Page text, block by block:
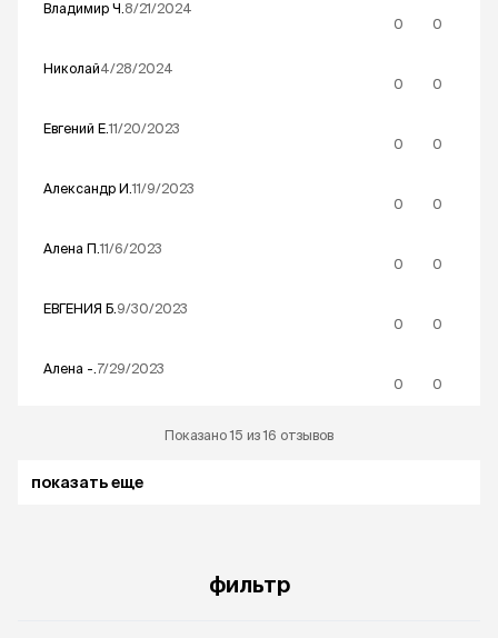
Владимир Ч. 8/21/2024
0
0
Николай4/28/2024
0
0
Евгений Е.11/20/2023
0
0
Александр И.11/9/2023
0
0
Алена П.11/6/2023
0
0
ЕВГЕНИЯ Б. 9/30/2023
0
0
Алена -. 7/29/2023
0
0
Показано 15 из 16 отзывов
показать еще
фильтр